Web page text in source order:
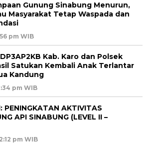
Gunung Sinabung Menurun,
Masyarakat Tetap Waspada dan
pm WIB
Kab. Karo dan Polsek
Satukan Kembali Anak Terlantar
Kandung
pm WIB
PENINGKATAN AKTIVITAS
API SINABUNG (LEVEL II –
pm WIB